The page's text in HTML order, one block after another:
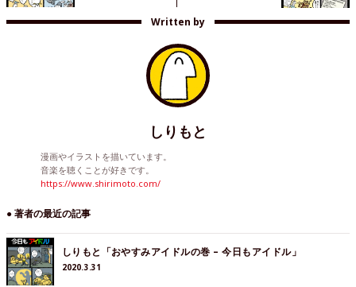
Written by
しりもと
漫画やイラストを描いています。
音楽を聴くことが好きです。
https://www.shirimoto.com/
● 著者の最近の記事
しりもと「おやすみアイドルの巻 – 今日もアイドル」
2020.3.31